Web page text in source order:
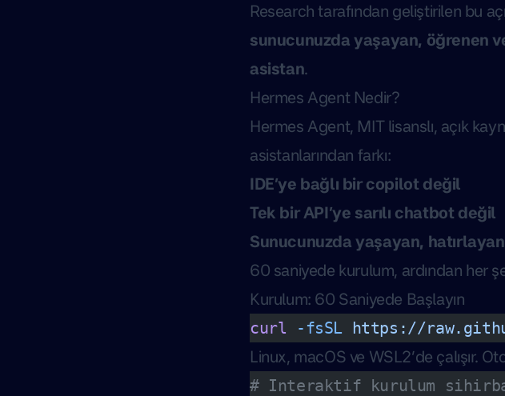
Research tarafından geliştirilen bu
sunucunuzda yaşayan, öğrenen
asistan.
Hermes Agent Nedir?
Hermes Agent, MIT lisanslı, açık
asistanlarından farkı:
IDE’ye bağlı bir copilot değil
Tek bir API’ye sarılı chatbot değil
Sunucunuzda yaşayan,
60 saniyede kurulum, ardından her
Kurulum: 60 Saniyede Başlayın
curl -fsSL https://
Linux, macOS ve WSL2’de çalışır.
# Interaktif kurulum